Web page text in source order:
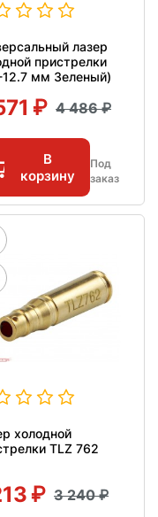
лазер
пристрелки
мм Зеленый)
4 486
В
корзину
Под
заказ
холодной
TLZ 762
3 240